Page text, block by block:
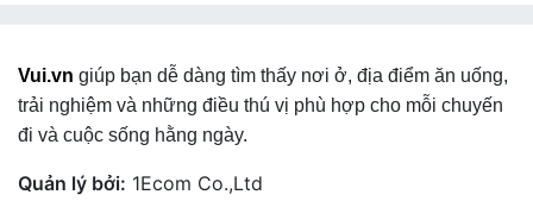
Vui.vn giúp bạn dễ dàng tìm thấy nơi ở, địa điểm ăn uống,
trải nghiệm và những điều thú vị phù hợp cho mỗi chuyến
đi và cuộc sống hằng ngày.
Quản lý bởi: 1Ecom Co.,Ltd